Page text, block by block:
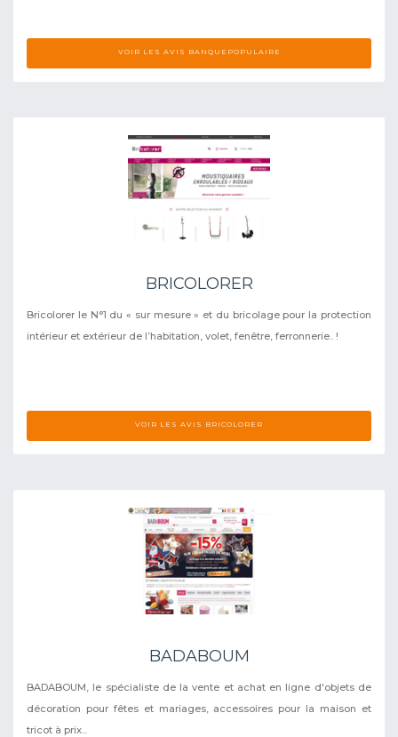
VOIR LES AVIS BANQUEPOPULAIRE
BRICOLORER
Bricolorer le N°1 du « sur mesure » et du bricolage pour la protection
intérieur et extérieur de l’habitation, volet, fenêtre, ferronnerie.. !
VOIR LES AVIS BRICOLORER
BADABOUM
BADABOUM, le spécialiste de la vente et achat en ligne d'objets de
décoration pour fêtes et mariages, accessoires pour la maison et
tricot à prix...